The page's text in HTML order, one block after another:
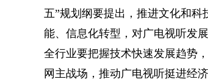
五”规划纲要提出，推进文化和
能、信息化转型，对广电视听发
全行业要把握技术快速发展趋势
网主战场，推动广电视听挺进经